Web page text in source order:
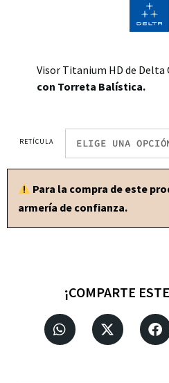
Visor Titanium HD de Delta
con Torreta Balística.
RETÍCULA
Para la compra de este
armería de confianza.
¡COMPARTE